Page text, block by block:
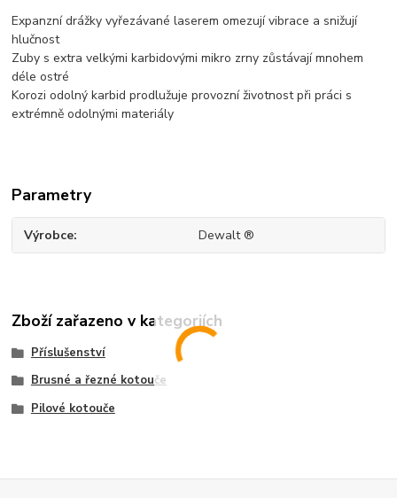
Expanzní drážky vyřezávané laserem omezují vibrace a snižují
hlučnost
Zuby s extra velkými karbidovými mikro zrny zůstávají mnohem
déle ostré
Korozi odolný karbid prodlužuje provozní životnost při práci s
extrémně odolnými materiály
Parametry
Výrobce Dewalt ®
Zboží zařazeno v kategoriích
Příslušenství
Brusné a řezné kotouče
Pilové kotouče